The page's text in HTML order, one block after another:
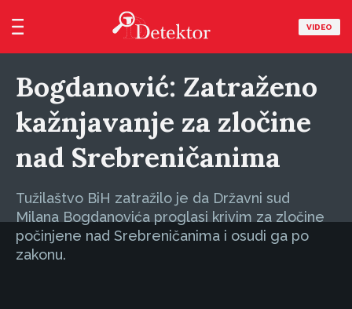
VIDEO
Bogdanović: Zatraženo
kažnjavanje za zločine
nad Srebreničanima
Tužilaštvo BiH zatražilo je da Državni sud
Milana Bogdanovića proglasi krivim za zločine
počinjene nad Srebreničanima i osudi ga po
zakonu.